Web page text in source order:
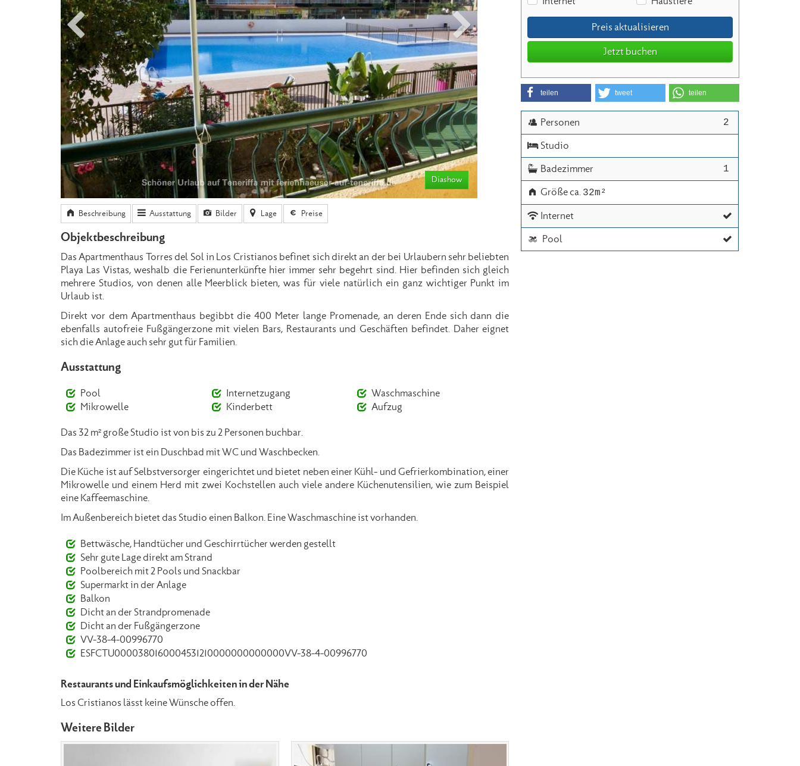
Diashow
Beschreibung Ausstattung Bilder Lage Preise
Preis aktualisieren
Jetzt buchen
teilen tweet teilen
Personen 2
Studio
Badezimmer 1
Größe ca. 32m²
Internet
Pool
Objektbeschreibung
Das Apartmenthaus Torres del Sol in Los Cristianos befinet sich direkt an der bei Urlaubern sehr beliebten
Playa Las Vistas, weshalb die Ferienunterkünfte hier immer sehr begehrt sind. Hier befinden sich gleich
mehrere Studios, von denen alle Meerblick bieten, was für viele natürlich ein ganz wichtiger Punkt im
Urlaub ist.
Direkt vor dem Apartmenthaus begibbt die 400 Meter lange Promenade, an deren Ende sich dann die
ebenfalls autofreie Fußgängerzone mit vielen Bars, Restaurants und Geschäften befindet. Daher eignet
sich die Anlage auch sehr gut für Familien.
Ausstattung
Pool Internetzugang
Waschmaschine
Mikrowelle
Kinderbett Aufzug
Das 32 m² große Studio ist von bis zu 2 Personen buchbar.
Das Badezimmer ist ein Duschbad mit WC und Waschbecken.
Die Küche ist auf Selbstversorger eingerichtet und bietet neben einer Kühl- und Gefrierkombination, einer
Mikrowelle und einem Herd mit zwei Kochstellen auch viele andere Küchenutensilien, wie zum Beispiel
eine Kaffeemaschine.
Im Außenbereich bietet das Studio einen Balkon. Eine Waschmaschine ist vorhanden.
Bettwäsche, Handtücher und Geschirrtücher werden gestellt
Sehr gute Lage direkt am Strand
Poolbereich mit 2 Pools und Snackbar
Supermarkt in der Anlage
Balkon
Dicht an der Strandpromenade
Dicht an der Fußgängerzone
VV-38-4-00996770
ESFCTU0000380160004531210000000000000VV-38-4-00996770
Restaurants und Einkaufsmöglichkeiten in der Nähe
Los Cristianos lässt keine Wünsche offen.
Weitere Bilder